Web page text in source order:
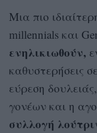
Μια πιο
millennials και
ενηλικιωθούν,
καθυστερήσεις
εύρεση
γονέων και η
συλλογή